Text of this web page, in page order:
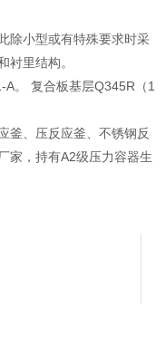
除小型或有特殊要求时采
衬里结构。
。 复合板基层Q345R（1
釜、压反应釜、不锈钢反
家，持有A2级压力容器生